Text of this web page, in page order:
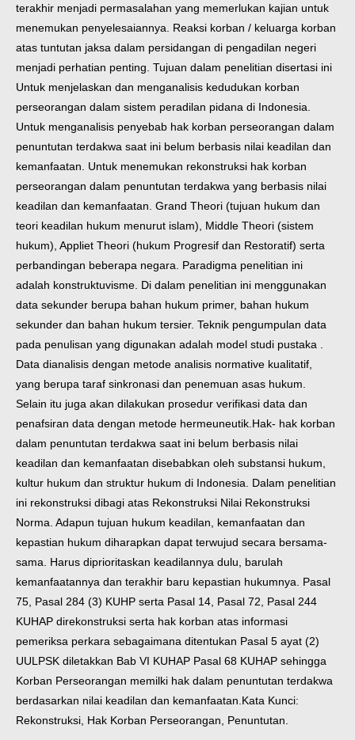
terakhir menjadi permasalahan yang memerlukan kajian untuk
menemukan penyelesaiannya. Reaksi korban / keluarga korban
atas tuntutan jaksa dalam persidangan di pengadilan negeri
menjadi perhatian penting. Tujuan dalam penelitian disertasi ini
Untuk menjelaskan dan menganalisis kedudukan korban
perseorangan dalam sistem peradilan pidana di Indonesia.
Untuk menganalisis penyebab hak korban perseorangan dalam
penuntutan terdakwa saat ini belum berbasis nilai keadilan dan
kemanfaatan. Untuk menemukan rekonstruksi hak korban
perseorangan dalam penuntutan terdakwa yang berbasis nilai
keadilan dan kemanfaatan. Grand Theori (tujuan hukum dan
teori keadilan hukum menurut islam), Middle Theori (sistem
hukum), Appliet Theori (hukum Progresif dan Restoratif) serta
perbandingan beberapa negara. Paradigma penelitian ini
adalah konstruktuvisme. Di dalam penelitian ini menggunakan
data sekunder berupa bahan hukum primer, bahan hukum
sekunder dan bahan hukum tersier. Teknik pengumpulan data
pada penulisan yang digunakan adalah model studi pustaka .
Data dianalisis dengan metode analisis normative kualitatif,
yang berupa taraf sinkronasi dan penemuan asas hukum.
Selain itu juga akan dilakukan prosedur verifikasi data dan
penafsiran data dengan metode hermeuneutik.Hak- hak korban
dalam penuntutan terdakwa saat ini belum berbasis nilai
keadilan dan kemanfaatan disebabkan oleh substansi hukum,
kultur hukum dan struktur hukum di Indonesia. Dalam penelitian
ini rekonstruksi dibagi atas Rekonstruksi Nilai Rekonstruksi
Norma. Adapun tujuan hukum keadilan, kemanfaatan dan
kepastian hukum diharapkan dapat terwujud secara bersama-
sama. Harus diprioritaskan keadilannya dulu, barulah
kemanfaatannya dan terakhir baru kepastian hukumnya. Pasal
75, Pasal 284 (3) KUHP serta Pasal 14, Pasal 72, Pasal 244
KUHAP direkonstruksi serta hak korban atas informasi
pemeriksa perkara sebagaimana ditentukan Pasal 5 ayat (2)
UULPSK diletakkan Bab VI KUHAP Pasal 68 KUHAP sehingga
Korban Perseorangan memilki hak dalam penuntutan terdakwa
berdasarkan nilai keadilan dan kemanfaatan.Kata Kunci:
Rekonstruksi, Hak Korban Perseorangan, Penuntutan.